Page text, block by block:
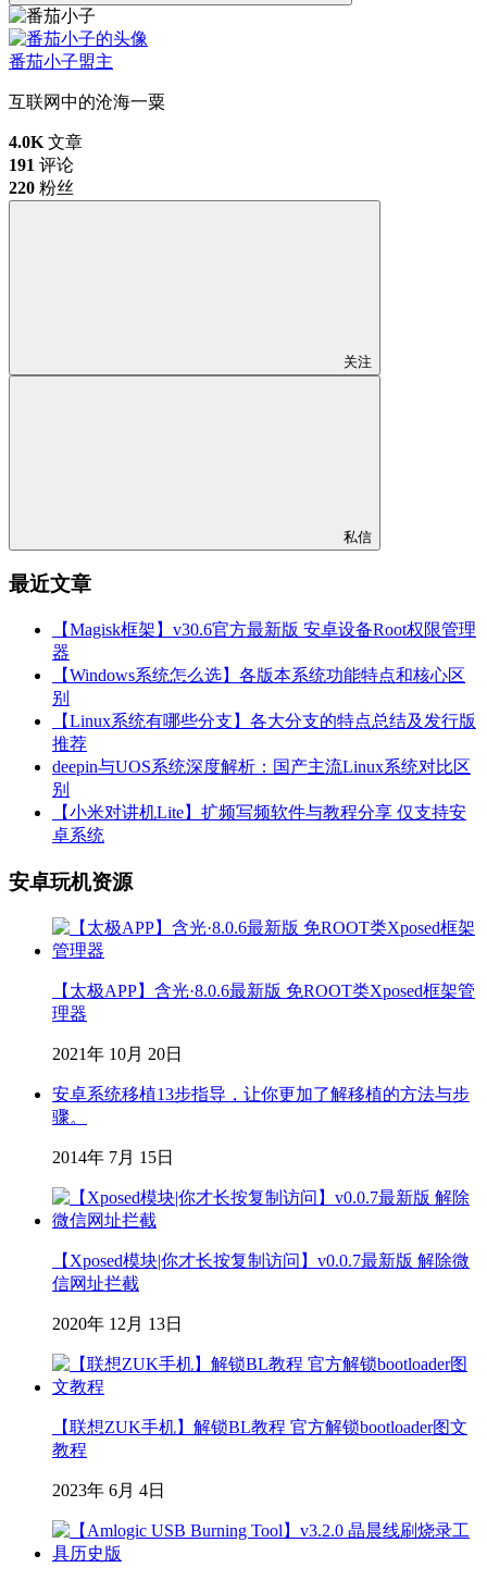
番茄小子盟主
互联网中的沧海一粟
4.0K 文章
191 评论
220 粉丝
关注
私信
最近文章
【Magisk框架】v30.6官方最新版 安卓设备Root权限管理
器
【Windows系统怎么选】各版本系统功能特点和核心区
别
【Linux系统有哪些分支】各大分支的特点总结及发行版
推荐
deepin与UOS系统深度解析：国产主流Linux系统对比区
别
【小米对讲机Lite】扩频写频软件与教程分享 仅支持安
卓系统
安卓玩机资源
【太极APP】含光·8.0.6最新版 免ROOT类Xposed框架管
理器
2021年 10月 20日
安卓系统移植13步指导，让你更加了解移植的方法与步
骤。
2014年 7月 15日
【Xposed模块|你才长按复制访问】v0.0.7最新版 解除微
信网址拦截
2020年 12月 13日
【联想ZUK手机】解锁BL教程 官方解锁bootloader图文
教程
2023年 6月 4日